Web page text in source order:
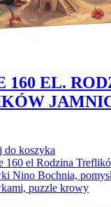
160 EL.
do koszyka